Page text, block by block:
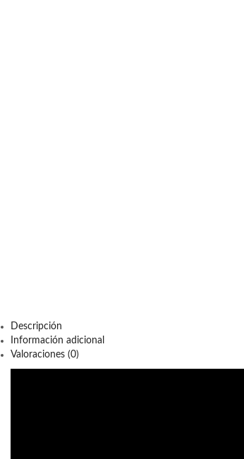
Descripción
Información adicional
Valoraciones (0)